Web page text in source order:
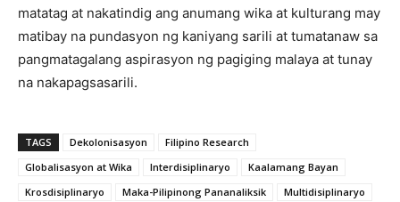
matatag at nakatindig ang anumang wika at kulturang may
matibay na pundasyon ng kaniyang sarili at tumatanaw sa
pangmatagalang aspirasyon ng pagiging malaya at tunay
na nakapagsasarili.
TAGS Dekolonisasyon
Filipino Research
Globalisasyon at Wika
Interdisiplinaryo
Kaalamang Bayan
Krosdisiplinaryo
Maka-Pilipinong Pananaliksik
Multidisiplinaryo